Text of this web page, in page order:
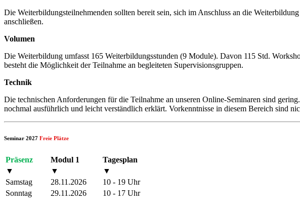
Die Weiterbildungsteilnehmenden sollten bereit sein, sich im Anschluss an die
anschließen.
Volumen
Die Weiterbildung umfasst 165 Weiterbildungsstunden (9 Module). Davon 115 Std.
besteht die Möglichkeit der Teilnahme an begleiteten Supervisionsgruppen.
Technik
Die technischen Anforderungen für die Teilnahme an unseren Online-Seminaren sind
nochmal ausführlich und leicht verständlich erklärt. Vorkenntnisse in diesem Bereich sind
Seminar 2027 Freie Plätze
Präsenz Modul 1
Tagesplan
▼
▼
▼
Samstag
28.11.2026
10 - 19 Uhr
Sonntag
29.11.2026 10 - 17 Uhr